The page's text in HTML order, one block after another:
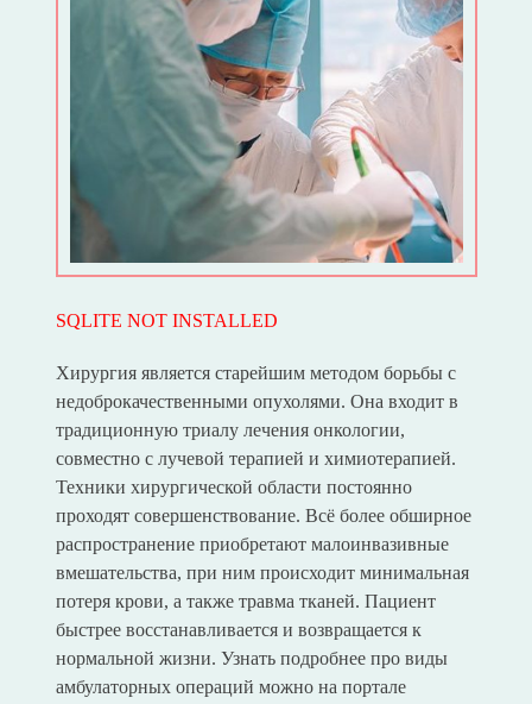
SQLITE NOT INSTALLED
Хирургия является старейшим методом борьбы с
недоброкачественными опухолями. Она входит в
традиционную триалу лечения онкологии,
совместно с лучевой терапией и химиотерапией.
Техники хирургической области постоянно
проходят совершенствование. Всё более обширное
распространение приобретают малоинвазивные
вмешательства, при ним происходит минимальная
потеря крови, а также травма тканей. Пациент
быстрее восстанавливается и возвращается к
нормальной жизни. Узнать подробнее про виды
амбулаторных операций можно на портале